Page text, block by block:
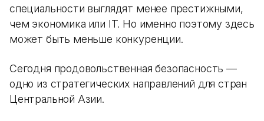
специальности выглядят менее престижными,
чем экономика или IT. Но именно поэтому здесь
может быть меньше конкуренции.
Сегодня продовольственная безопасность —
одно из стратегических направлений для стран
Центральной Азии.